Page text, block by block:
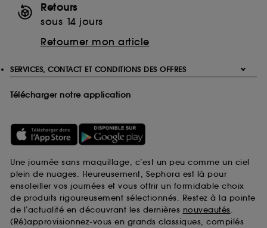
Retours
sous 14 jours
Retourner mon article
SERVICES, CONTACT ET CONDITIONS DES OFFRES
Télécharger notre application
Une journée sans maquillage, c’est un peu comme un ciel
plein de nuages. Heureusement, Sephora est là pour
ensoleiller vos journées et vous offrir un formidable choix
de produits rigoureusement sélectionnés. Restez à la pointe
de l’actualité en découvrant les dernières nouveautés.
(Ré)approvisionnez-vous en grands classiques, compilés